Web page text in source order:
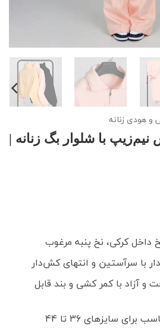
با شلوار بگ زنانه |
نخ پنبه مرغوب
و انتهای کش‌دار
با کمر کشی و بند قابل
36 تا 44